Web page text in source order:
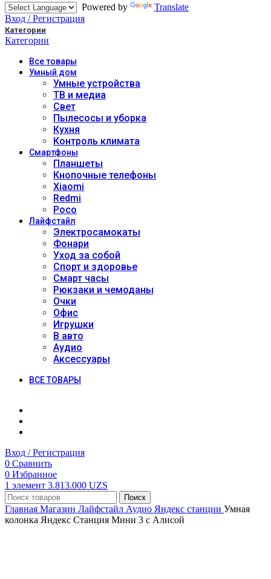
Powered by
Translate
Вход / Регистрация
Категории
Категории
Всетовары
Умный дом
Умные устройства
ТВ и медиа
Свет
Пылесосы и уборка
Кухня
Контроль климата
Смартфоны
Планшеты
Кнопочные телефоны
Xiaomi
Redmi
Poco
Лайфстайл
Электросамокаты
Фонари
Уход за собой
Спорт и здоровье
Смарт часы
Рюкзаки и чемоданы
Очки
Офис
Игрушки
В авто
Аудио
Аксессуары
ВСЕ ТОВАРЫ
Вход / Регистрация
0 Сравнить
0 Избранное
1 элемент 3.813.000 UZS
Поиск
Главная Магазин Лайфстайл Аудио Яндекс станции Умная
колонка Яндекс Станция Мини 3 с Алисой